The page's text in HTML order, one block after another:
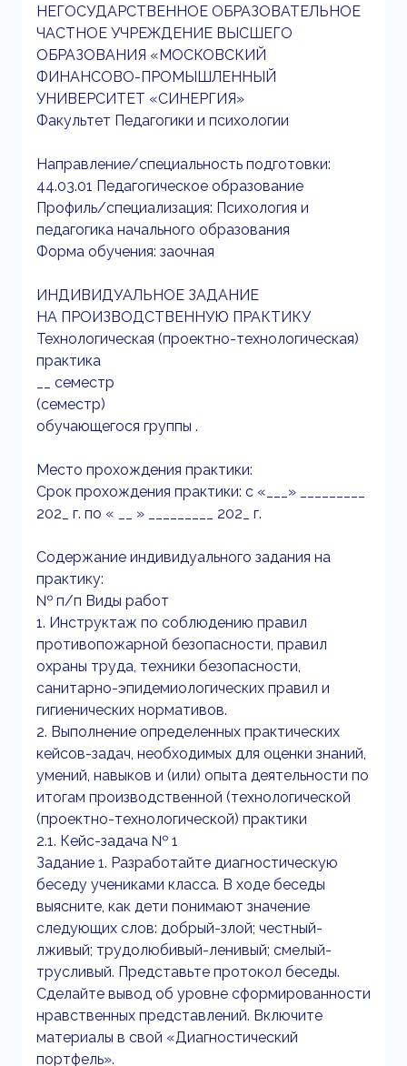
НЕГОСУДАРСТВЕННОЕ ОБРАЗОВАТЕЛЬНОЕ
ЧАСТНОЕ УЧРЕЖДЕНИЕ ВЫСШЕГО
ОБРАЗОВАНИЯ «МОСКОВСКИЙ
ФИНАНСОВО-ПРОМЫШЛЕННЫЙ
УНИВЕРСИТЕТ «СИНЕРГИЯ»
Факультет Педагогики и психологии
Направление/специальность подготовки:
44.03.01 Педагогическое образование
Профиль/специализация: Психология и
педагогика начального образования
Форма обучения: заочная
ИНДИВИДУАЛЬНОЕ ЗАДАНИЕ
НА ПРОИЗВОДСТВЕННУЮ ПРАКТИКУ
Технологическая (проектно-технологическая)
практика
__ семестр
(семестр)
обучающегося группы .
Место прохождения практики:
Срок прохождения практики: с «___» _________
202_ г. по « __ » _________ 202_ г.
Содержание индивидуального задания на
практику:
№ п/п Виды работ
1. Инструктаж по соблюдению правил
противопожарной безопасности, правил
охраны труда, техники безопасности,
санитарно-эпидемиологических правил и
гигиенических нормативов.
2. Выполнение определенных практических
кейсов-задач, необходимых для оценки знаний,
умений, навыков и (или) опыта деятельности по
итогам производственной (технологической
(проектно-технологической) практики
2.1. Кейс-задача № 1
Задание 1. Разработайте диагностическую
беседу учениками класса. В ходе беседы
выясните, как дети понимают значение
следующих слов: добрый-злой; честный-
лживый; трудолюбивый-ленивый; смелый-
трусливый. Представьте протокол беседы.
Сделайте вывод об уровне сформированности
нравственных представлений. Включите
материалы в свой «Диагностический
портфель».